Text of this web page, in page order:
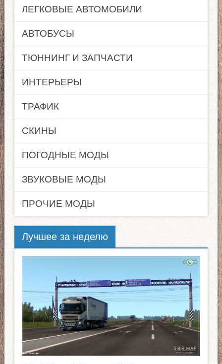
ЛЕГКОВЫЕ АВТОМОБИЛИ
АВТОБУСЫ
ТЮННИНГ И ЗАПЧАСТИ
ИНТЕРЬЕРЫ
ТРАФИК
СКИНЫ
ПОГОДНЫЕ МОДЫ
ЗВУКОВЫЕ МОДЫ
ПРОЧИЕ МОДЫ
Лучшее за неделю